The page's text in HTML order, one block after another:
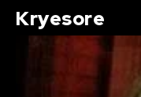
Kryesore